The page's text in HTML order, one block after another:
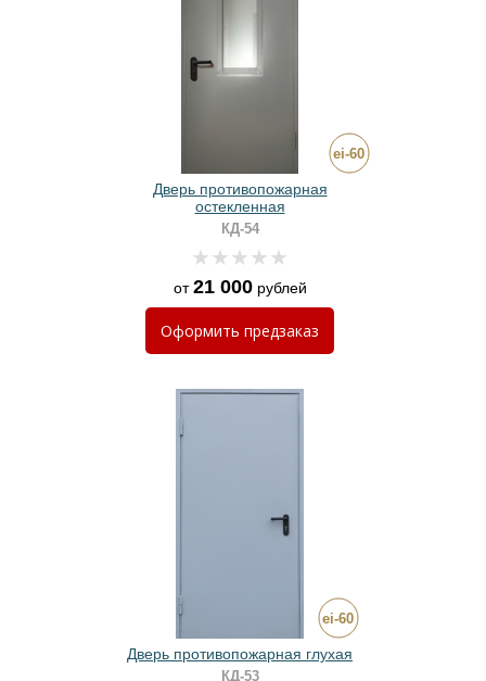
Дверь противопожарная
остекленная
КД-54
от21 000рублей
Оформить предзаказ
Дверь противопожарная глухая
КД-53